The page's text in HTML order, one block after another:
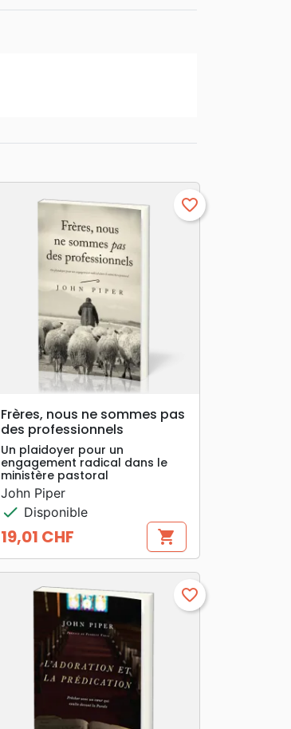
favorite_border
Frères, nous ne sommes pas
des professionnels
Un plaidoyer pour un
engagement radical dans le
ministère pastoral
John Piper
check Disponible
Prix
19,01 CHF shopping_cart
favorite_border